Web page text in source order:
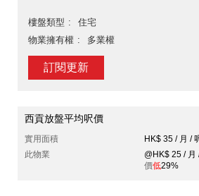
樓盤類型
住宅
物業擁有權
多業權
訂閱更新
西貢放盤平均呎價
實用面積
HK$ 35 / 月 /
此物業
@HK$ 25 / 月
價低29%